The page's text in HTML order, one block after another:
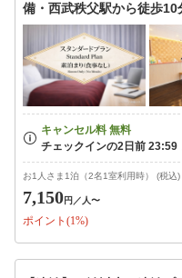
備・西武秩父駅から徒歩10
お1人さま1泊（2名1室利用時） (税込)
7,150円 ／人〜
ポイント(1%)